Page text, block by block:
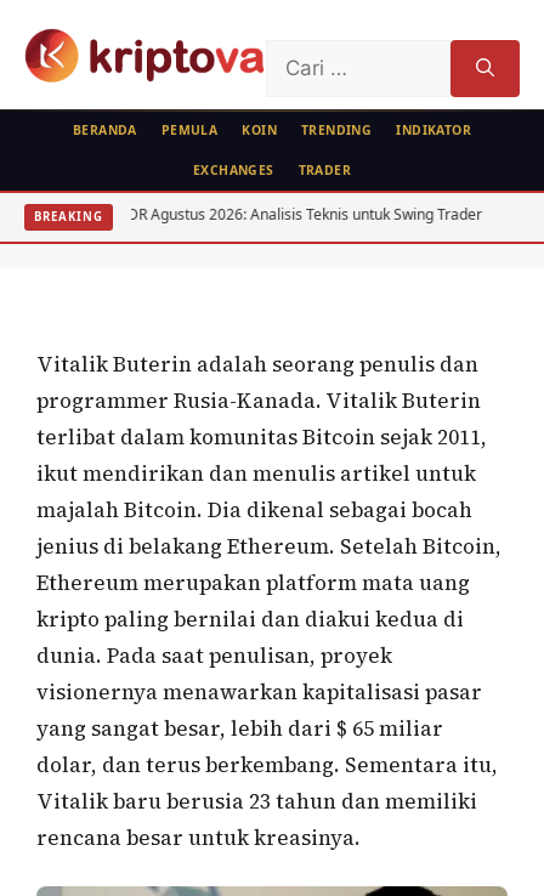
untuk:
BERANDA PEMULA KOIN TRENDING INDIKATOR
EXCHANGES TRADER
BREAKING
USD/IDR Agustus 2026: Analisis Teknis untuk Swing Trader Analisis
PROFILE
Vitalik Buterin Pendiri Ethereum
Vitalik Buterin adalah seorang penulis dan
programmer Rusia-Kanada. Vitalik Buterin
terlibat dalam komunitas Bitcoin sejak 2011,
ikut mendirikan dan menulis artikel untuk
majalah Bitcoin. Dia dikenal sebagai bocah
jenius di belakang Ethereum. Setelah Bitcoin,
Ethereum merupakan platform mata uang
kripto paling bernilai dan diakui kedua di
dunia. Pada saat penulisan, proyek
visionernya menawarkan kapitalisasi pasar
yang sangat besar, lebih dari $ 65 miliar
dolar, dan terus berkembang. Sementara itu,
Vitalik baru berusia 23 tahun dan memiliki
rencana besar untuk kreasinya.